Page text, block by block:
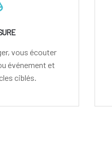
vous écouter
événement et
ciblés.